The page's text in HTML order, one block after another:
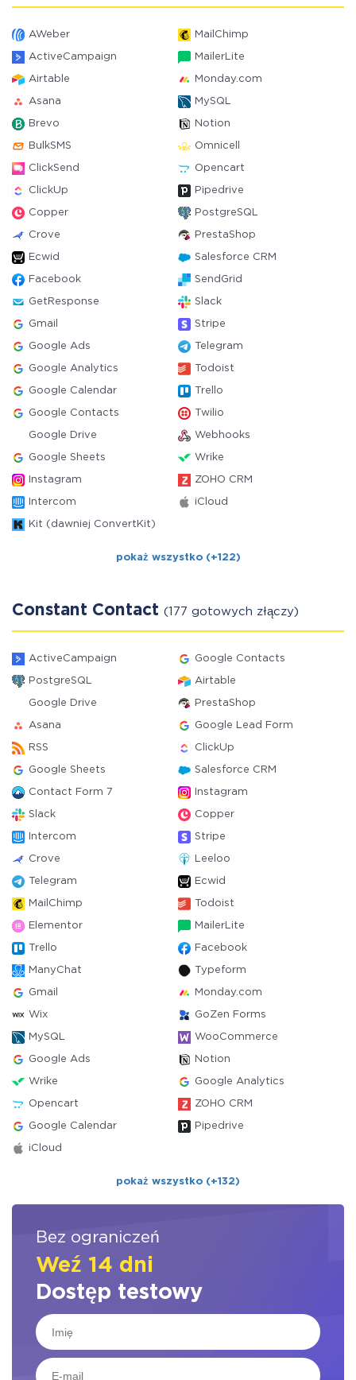
AWeber MailChimp
ActiveCampaign MailerLite
Airtable Monday.com
Asana MySQL
Brevo Notion
BulkSMS Omnicell
ClickSend Opencart
ClickUp Pipedrive
Copper PostgreSQL
Crove PrestaShop
Ecwid Salesforce CRM
Facebook SendGrid
GetResponse Slack
Gmail Stripe
Google Ads Telegram
Google Analytics Todoist
Google Calendar Trello
Google Contacts Twilio
Google Drive Webhooks
Google Sheets Wrike
Instagram ZOHO CRM
Intercom iCloud
Kit (dawniej ConvertKit)
pokaż wszystko (+122)
Constant Contact (177 gotowych złączy)
ActiveCampaign Google Contacts
PostgreSQL Airtable
Google Drive PrestaShop
Asana Google Lead Form
RSS ClickUp
Google Sheets Salesforce CRM
Contact Form 7 Instagram
Slack Copper
Intercom Stripe
Crove Leeloo
Telegram Ecwid
MailChimp Todoist
Elementor MailerLite
Trello Facebook
ManyChat Typeform
Gmail Monday.com
Wix GoZen Forms
MySQL WooCommerce
Google Ads Notion
Wrike Google Analytics
Opencart ZOHO CRM
Google Calendar Pipedrive
iCloud
pokaż wszystko (+132)
Bez ograniczeń
Weź 14 dni
Dostęp testowy